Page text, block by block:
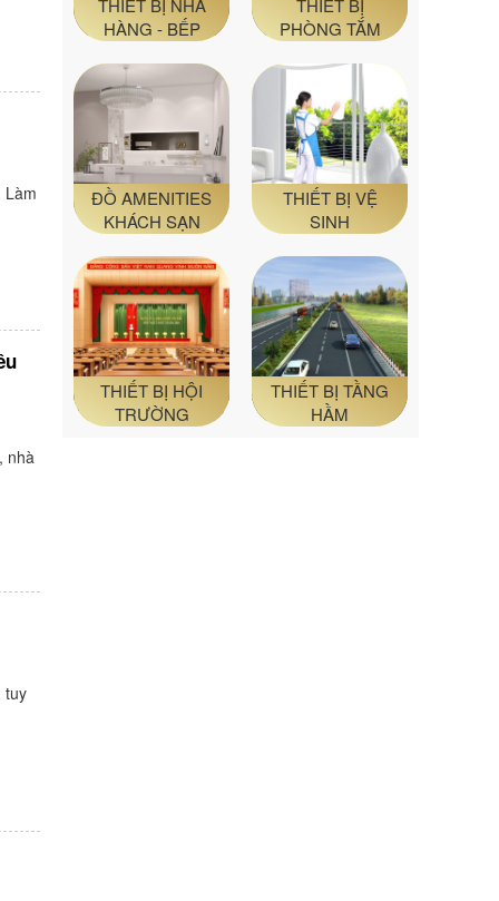
Làm
nhà
tuy
HÀNG - BẾP
PHÒNG TẮM
ĐỒ AMENITIES
KHÁCH SẠN
THIẾT BỊ VỆ
SINH
THIẾT BỊ HỘI
TRƯỜNG
THIẾT BỊ TẦNG
HẦM